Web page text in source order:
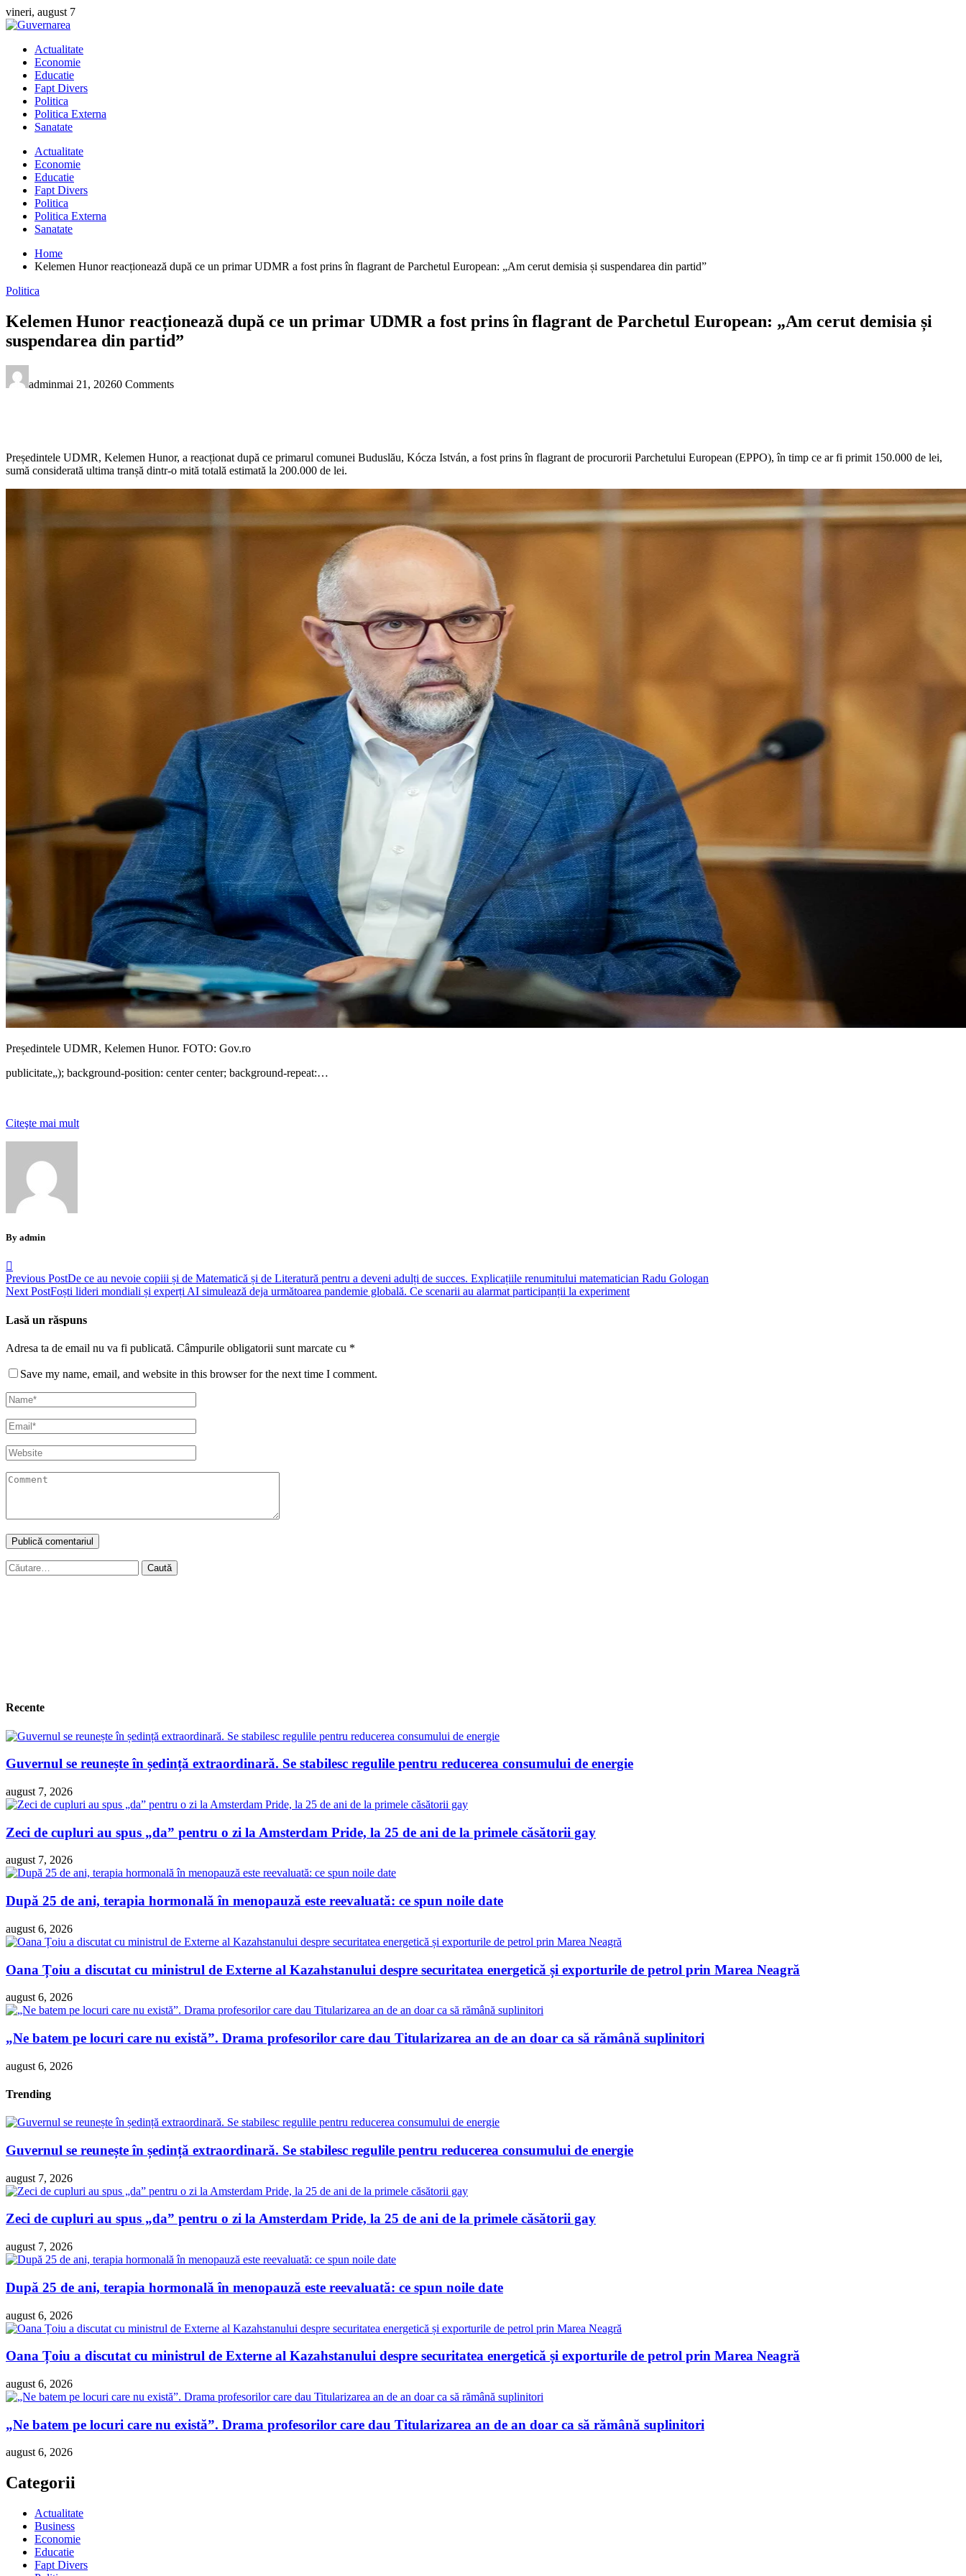
Skip
to
vineri, august 7
Actualitate
Economie
Educatie
Fapt Divers
Politica
Politica Externa
Sanatate
Actualitate
Economie
Educatie
Fapt Divers
Politica
Politica Externa
Sanatate
Home
Kelemen Hunor reacționează după ce un primar UDMR a fost prins în flagrant de Parchetul European: „Am cerut demisia și suspendarea din partid”
Politica
Kelemen Hunor reacționează după ce un primar UDMR a fost prins în flagrant de Parchetul European: „Am cerut demisia și
suspendarea din partid”
adminmai 21, 20260 Comments
Președintele UDMR, Kelemen Hunor, a reacționat după ce primarul comunei Buduslău, Kócza István, a fost prins în flagrant de procurorii Parchetului European (EPPO), în timp ce ar fi primit 150.000 de lei,
sumă considerată ultima tranșă dintr-o mită totală estimată la 200.000 de lei.
Președintele UDMR, Kelemen Hunor. FOTO: Gov.ro
publicitate„); background-position: center center; background-repeat:…
Citeşte mai mult
By admin
Previous PostDe ce au nevoie copiii și de Matematică și de Literatură pentru a deveni adulți de succes. Explicațiile renumitului matematician Radu Gologan
Next PostFoști lideri mondiali și experți AI simulează deja următoarea pandemie globală. Ce scenarii au alarmat participanții la experiment
Lasă un răspuns
Adresa ta de email nu va fi publicată. Câmpurile obligatorii sunt marcate cu *
Save my name, email, and website in this browser for the next time I comment.
Caută
după:
Recente
Guvernul se reunește în ședință extraordinară. Se stabilesc regulile pentru reducerea consumului de energie
august 7, 2026
Zeci de cupluri au spus „da” pentru o zi la Amsterdam Pride, la 25 de ani de la primele căsătorii gay
august 7, 2026
După 25 de ani, terapia hormonală în menopauză este reevaluată: ce spun noile date
august 6, 2026
Oana Țoiu a discutat cu ministrul de Externe al Kazahstanului despre securitatea energetică și exporturile de petrol prin Marea Neagră
august 6, 2026
„Ne batem pe locuri care nu există”. Drama profesorilor care dau Titularizarea an de an doar ca să rămână suplinitori
august 6, 2026
Trending
Guvernul se reunește în ședință extraordinară. Se stabilesc regulile pentru reducerea consumului de energie
august 7, 2026
Zeci de cupluri au spus „da” pentru o zi la Amsterdam Pride, la 25 de ani de la primele căsătorii gay
august 7, 2026
După 25 de ani, terapia hormonală în menopauză este reevaluată: ce spun noile date
august 6, 2026
Oana Țoiu a discutat cu ministrul de Externe al Kazahstanului despre securitatea energetică și exporturile de petrol prin Marea Neagră
august 6, 2026
„Ne batem pe locuri care nu există”. Drama profesorilor care dau Titularizarea an de an doar ca să rămână suplinitori
august 6, 2026
Categorii
Actualitate
Business
Economie
Educatie
Fapt Divers